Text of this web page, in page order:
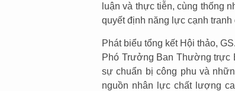
luận và thực tiễn, cùng thống
quyết định năng lực cạnh tranh
Phát biểu tổng kết Hội thảo,
Phó Trưởng Ban Thường trực
sự chuẩn bị công phu và
nguồn nhân lực chất lượng